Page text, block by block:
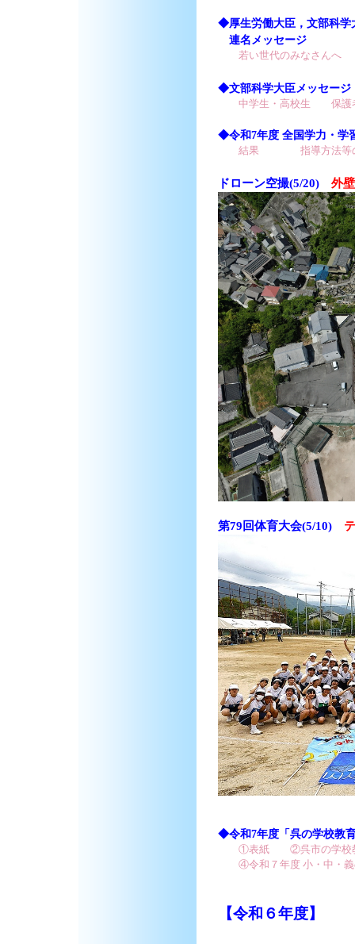
◆厚生労働大臣，文部科学
連名メッセージ
若い世代のみなさんへ
◆文部科学大臣メッセー
中学生・高校生 保護
◆令和7年度 全国学力・学
結果 指導方法等
ドローン空撮(5/20) 外
第79回体育大会(5/10)
◆令和7年度「呉の学校教
①表紙
②呉市の学校
④令和７年度 小・中・
【令和６年度】